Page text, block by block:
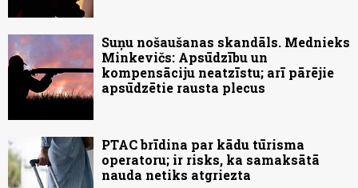
Suņu nošaušanas skandāls. Mednieks
Minkevičs: Apsūdzību un
kompensāciju neatzīstu; arī pārējie
apsūdzētie rausta plecus
PTAC brīdina par kādu tūrisma
operatoru; ir risks, ka samaksātā
nauda netiks atgriezta